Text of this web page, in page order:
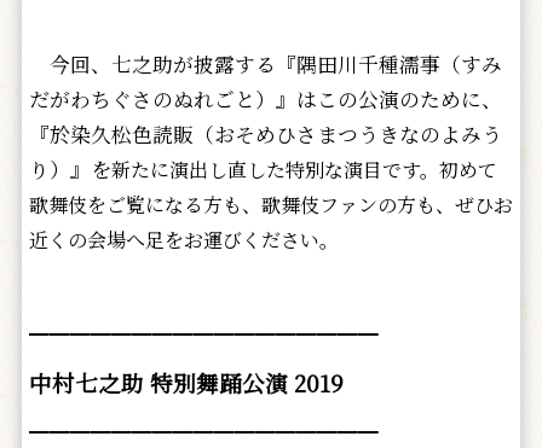
今回、七之助が披露する『隅田川千種濡事（すみ
だがわちぐさのぬれごと）』はこの公演のために、
『於染久松色読販（おそめひさまつうきなのよみう
り）』を新たに演出し直した特別な演目です。初めて
歌舞伎をご覧になる方も、歌舞伎ファンの方も、ぜひお
近くの会場へ足をお運びください。
━━━━━━━━━━━━━━━━━
中村七之助 特別舞踊公演 2019
━━━━━━━━━━━━━━━━━